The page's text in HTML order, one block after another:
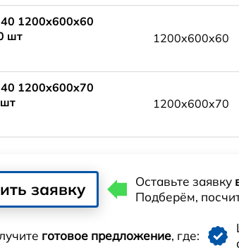
1200x600x60
шт
1200x600x60
1200x600x70
1200x600x70
заявку Оставьте заявку
Подберём,
готовое предложение, где: